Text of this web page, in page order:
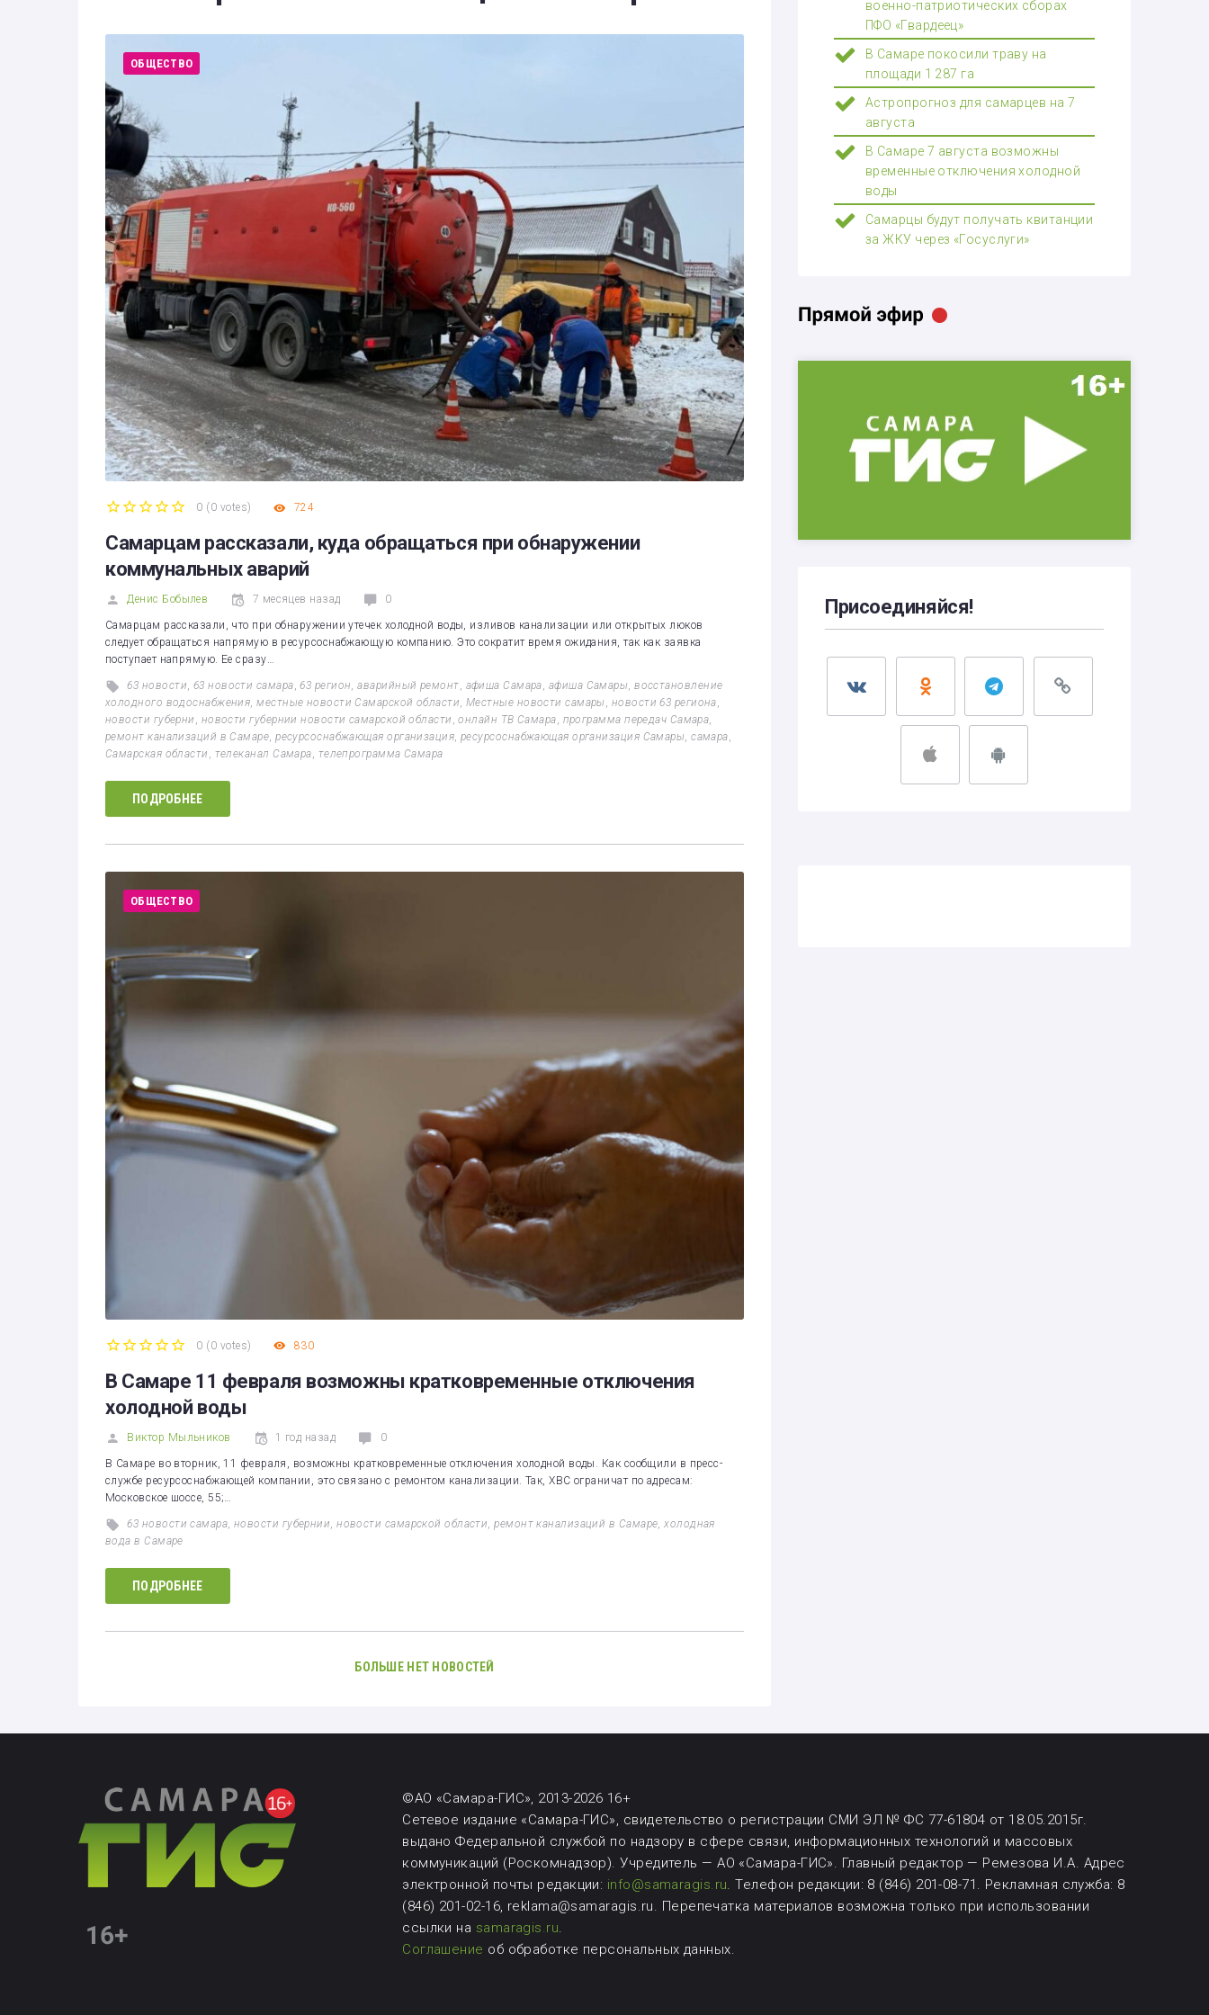
Технологии
Политика
ОБЩЕСТВО
0 ( 0 votes) 724
Самарцам рассказали, куда обращаться при обнаружении
коммунальных аварий
Денис Бобылев 7 месяцев назад 0
Самарцам рассказали, что при обнаружении утечек холодной воды, изливов канализации или открытых люков
следует обращаться напрямую в ресурсоснабжающую компанию. Это сократит время ожидания, так как заявка
поступает напрямую. Ее сразу…
63 новости, 63 новости самара,63 регион,аварийный ремонт, афиша Самара, афиша Самары,восстановление
холодного водоснабжения,местные новости Самарской области,Местные новости самары , новости 63 региона,
новости губерни , новости губернии новости самарской области ,онлайн ТВ Самара, программа передач Самара,
ремонт канализаций в Самаре,ресурсоснабжающая организация,ресурсоснабжающая организация Самары,самара,
Самарская области , телеканал Самара, телепрограмма Самара
ПОДРОБНЕЕ
ОБЩЕСТВО
0 ( 0 votes) 830
В Самаре 11 февраля возможны кратковременные отключения
холодной воды
Виктор Мыльников 1 год назад 0
В Самаре во вторник, 11 февраля, возможны кратковременные отключения холодной воды. Как сообщили в пресс-
службе ресурсоснабжающей компании, это связано с ремонтом канализации. Так, ХВС ограничат по адресам:
Московское шоссе, 55;…
63 новости самара,новости губернии,новости самарской области,ремонт канализаций в Самаре,холодная
вода в Самаре
ПОДРОБНЕЕ
БОЛЬШЕ НЕТ НОВОСТЕЙ
военно-патриотических сборах
ПФО «Гвардеец»
В Самаре покосили траву на
площади 1 287 га
Астропрогноз для самарцев на 7
августа
В Самаре 7 августа возможны
временные отключения холодной
воды
Самарцы будут получать квитанции
за ЖКУ через «Госуслуги»
Присоединяйся!
©АО «Самара-ГИС», 2013-2026 16+
Сетевое издание «Самара-ГИС», свидетельство о регистрации СМИ ЭЛ № ФС 77-61804 от 18.05.2015г.
выдано Федеральной службой по надзору в сфере связи, информационных технологий и массовых
коммуникаций (Роскомнадзор). Учредитель — АО «Самара-ГИС». Главный редактор — Ремезова И.А. Адрес
электронной почты редакции: info@samaragis.ru.Телефон редакции: 8 (846) 201-08-71. Рекламная служба: 8
(846) 201-02-16, reklama@samaragis.ru. Перепечатка материалов возможнатолько при использовании
ссылки на samaragis.ru.
Соглашение об обработке персональных данных.